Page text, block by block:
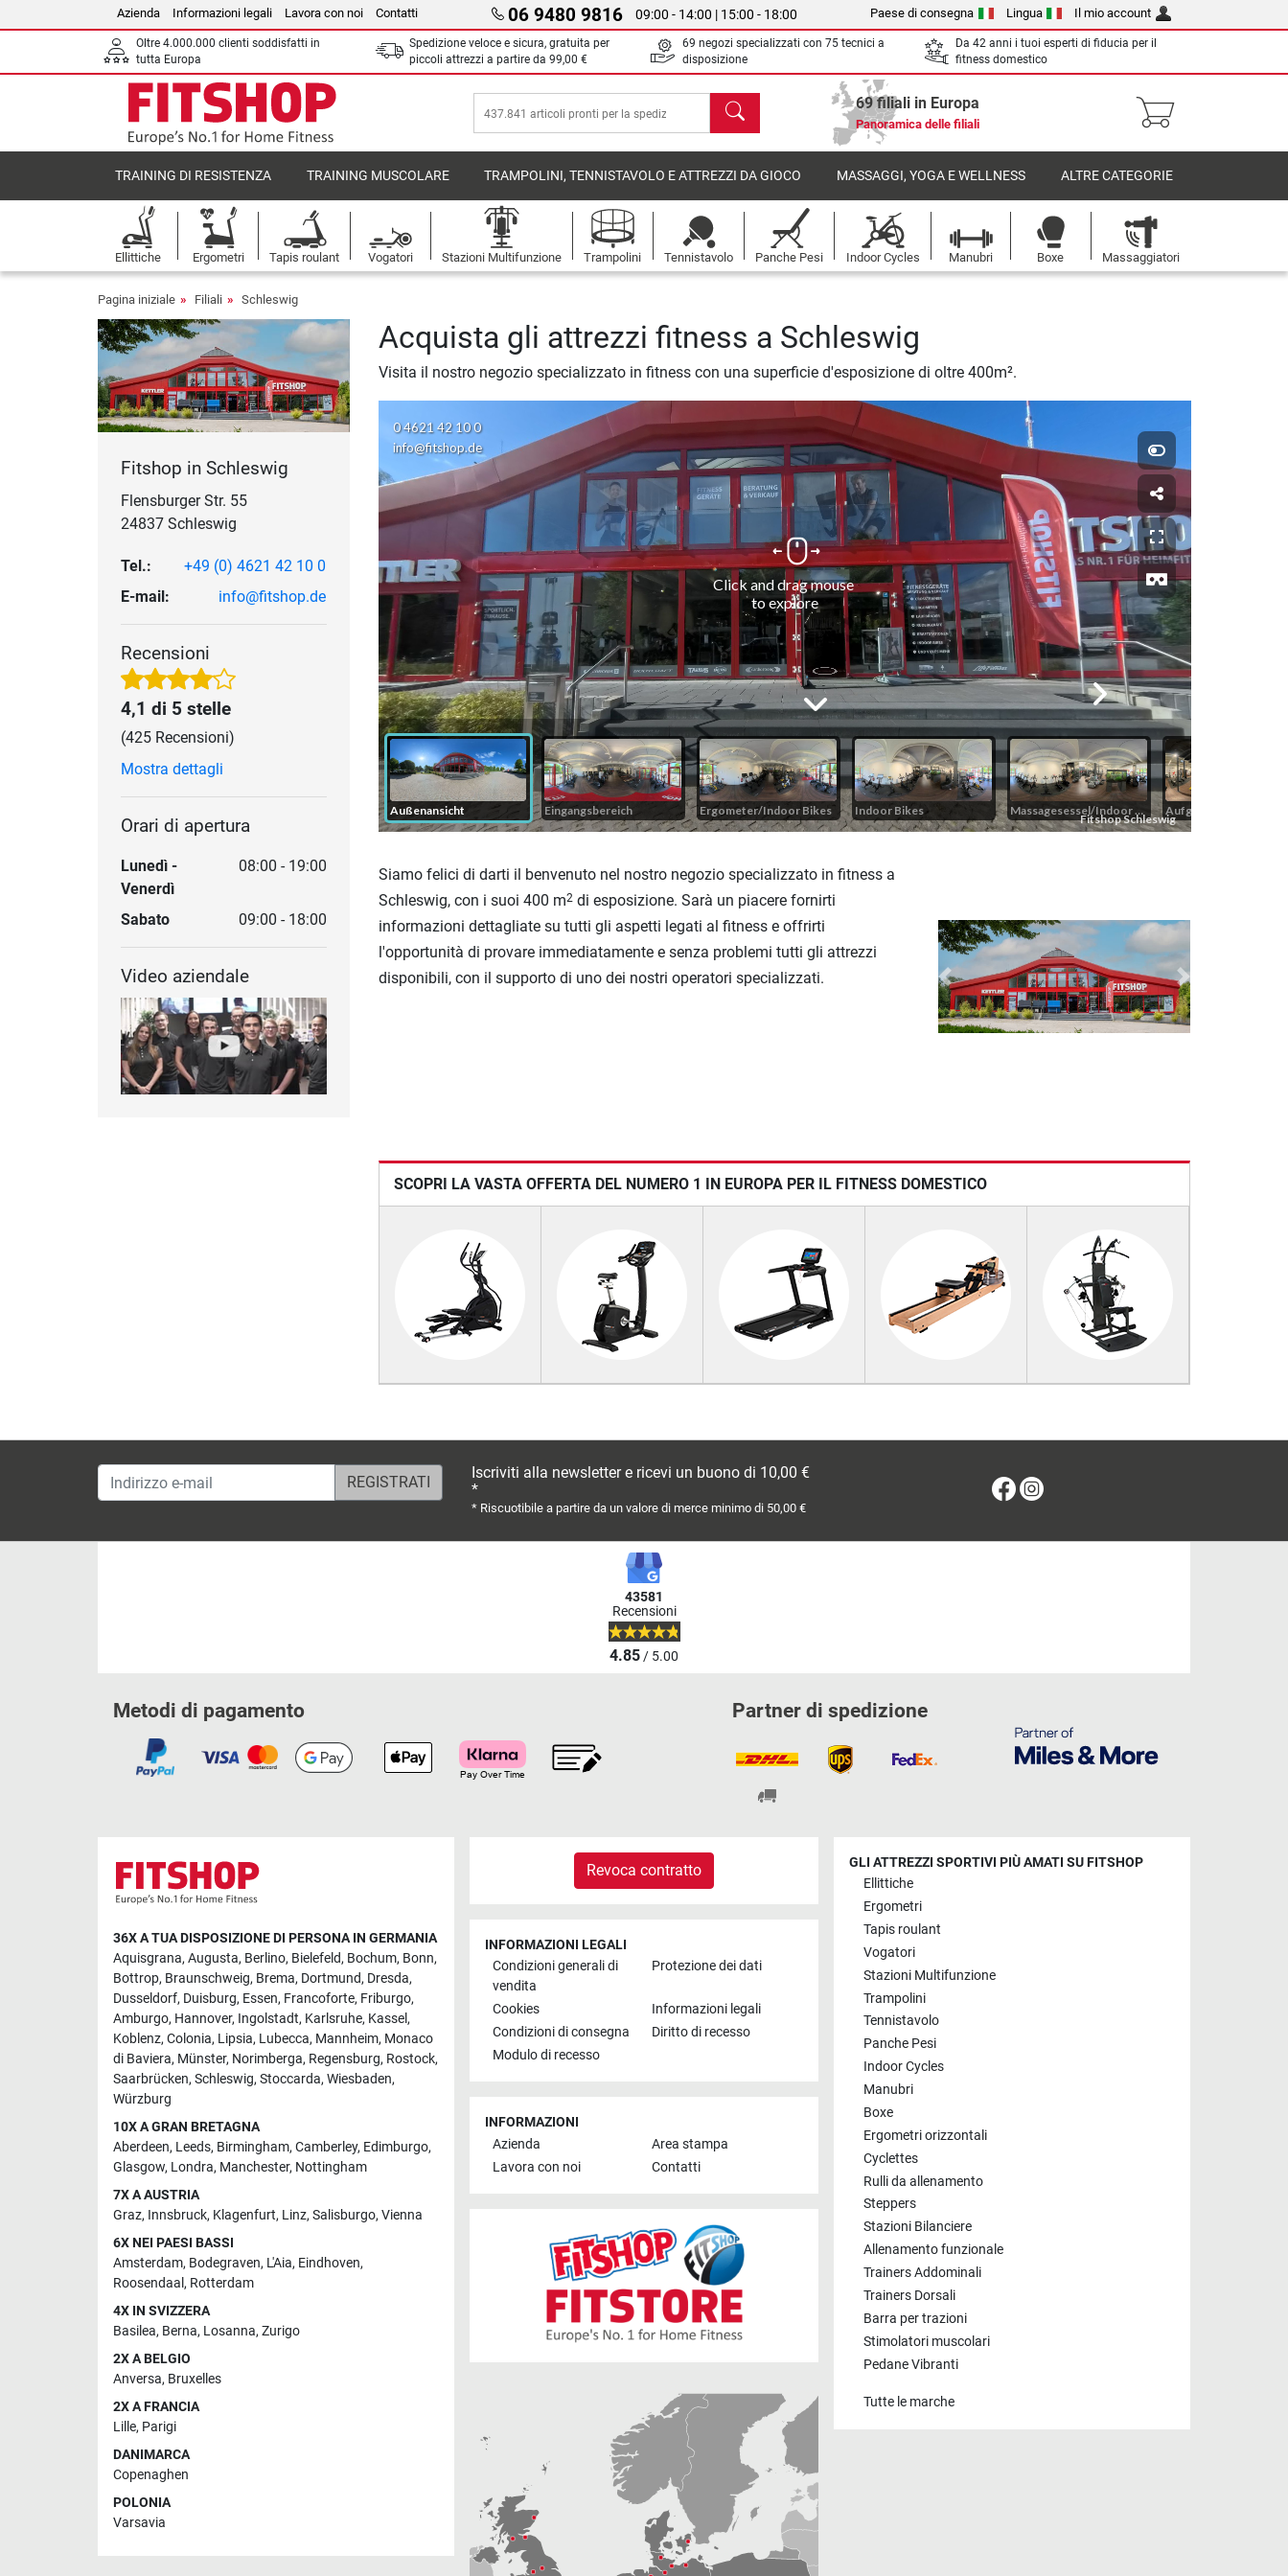
Azienda Informazioni legali Lavora con noi Contatti 06 9480 9816 09:00 - 14:00 | 15:00 - 18:00 Paese di consegna Lingua Il mio account
Oltre 4.000.000 clienti soddisfatti in
tutta Europa
Spedizione veloce e sicura, gratuita per
piccoli attrezzi a partire da 99,00 €
69 negozi specializzati con 75 tecnici a
disposizione
Da 42 anni i tuoi esperti di fiducia per il
fitness domestico
Cerca 69 filiali in Europa
Panoramica delle filiali
TRAINING DI RESISTENZA TRAINING MUSCOLARE TRAMPOLINI, TENNISTAVOLO E ATTREZZI DA GIOCO MASSAGGI, YOGA E WELLNESS ALTRE CATEGORIE
Ellittiche Ergometri Tapis roulant Vogatori Stazioni Multifunzione Trampolini Tennistavolo Panche Pesi Indoor Cycles Manubri Boxe Massaggiatori
Pagina iniziale Filiali Schleswig
Fitshop in Schleswig
Flensburger Str. 55
24837 Schleswig
Tel.:
+49 (0) 4621 42 10 0
E-mail:
info@fitshop.de
Recensioni
4,1 di 5 stelle
(425 Recensioni)
Mostra dettagli
Orari di apertura
Lunedì -
Venerdì
08:00 - 19:00
Sabato 09:00 - 18:00
Video aziendale
Acquista gli attrezzi fitness a Schleswig
Visita il nostro negozio specializzato in fitness con una superficie d'esposizione di oltre 400m².
Siamo felici di darti il benvenuto nel nostro negozio specializzato in fitness a
Schleswig, con i suoi 400 m2di esposizione. Sarà un piacere fornirti
informazioni dettagliate su tutti gli aspetti legati al fitness e offrirti
l'opportunità di provare immediatamente e senza problemi tutti gli attrezzi
disponibili, con il supporto di uno dei nostri operatori specializzati.
Previous Next
SCOPRI LA VASTA OFFERTA DEL NUMERO 1 IN EUROPA PER IL FITNESS DOMESTICO
Indirizzo e-mail
Iscriviti alla newsletter e ricevi un buono di 10,00 €
*
* Riscuotibile a partire da un valore di merce minimo di 50,00 €
Facebook
43581
Recensioni
4.85/ 5.00
Metodi di pagamento Partner di spedizione
36X A TUA DISPOSIZIONE DI PERSONA IN GERMANIA
Aquisgrana, Augusta, Berlino, Bielefeld, Bochum, Bonn,
Bottrop, Braunschweig, Brema, Dortmund, Dresda,
Dusseldorf, Duisburg, Essen, Francoforte, Friburgo,
Amburgo, Hannover, Ingolstadt, Karlsruhe, Kassel,
Koblenz, Colonia, Lipsia, Lubecca, Mannheim, Monaco
di Baviera, Münster, Norimberga, Regensburg, Rostock,
Saarbrücken, Schleswig, Stoccarda, Wiesbaden,
Würzburg
10X A GRAN BRETAGNA
Aberdeen, Leeds, Birmingham, Camberley, Edimburgo,
Glasgow, Londra, Manchester, Nottingham
7X A AUSTRIA
Graz, Innsbruck, Klagenfurt, Linz, Salisburgo, Vienna
6X NEI PAESI BASSI
Amsterdam, Bodegraven, L'Aia, Eindhoven,
Roosendaal , Rotterdam
4X IN SVIZZERA
Basilea, Berna, Losanna, Zurigo
2X A BELGIO
Anversa, Bruxelles
2X A FRANCIA
Lille, Parigi
DANIMARCA
Copenaghen
POLONIA
Varsavia
Revoca contratto
INFORMAZIONI LEGALI
Condizioni generali di
vendita
Protezione dei dati
Cookies
Informazioni legali
Condizioni di consegna
Diritto di recesso
Modulo di recesso
INFORMAZIONI
Azienda
Area stampa
Lavora con noi
Contatti
GLI ATTREZZI SPORTIVI PIÙ AMATI SU FITSHOP
Ellittiche
Ergometri
Tapis roulant
Vogatori
Stazioni Multifunzione
Trampolini
Tennistavolo
Panche Pesi
Indoor Cycles
Manubri
Boxe
Ergometri orizzontali
Cyclettes
Rulli da allenamento
Steppers
Stazioni Bilanciere
Allenamento funzionale
Trainers Addominali
Trainers Dorsali
Barra per trazioni
Stimolatori muscolari
Pedane Vibranti
Tutte le marche